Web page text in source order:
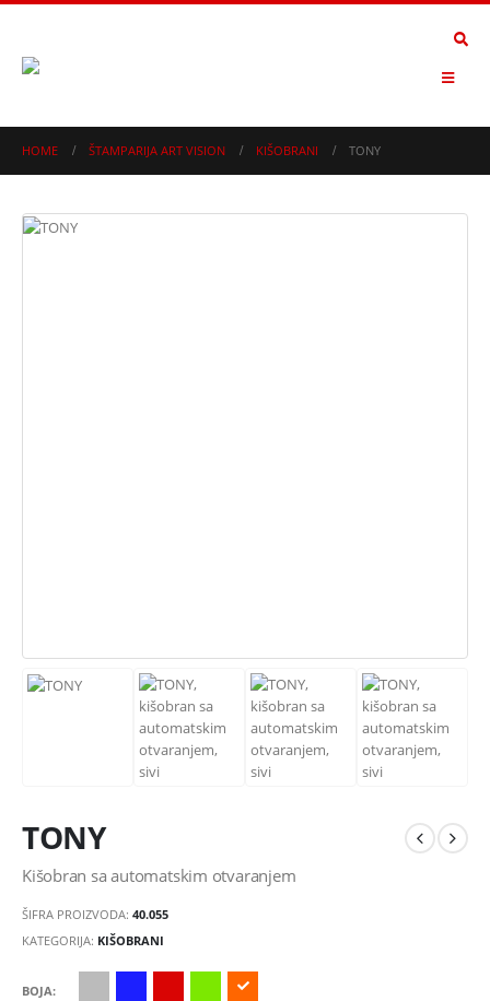
HOME ŠTAMPARIJA ART VISION KIŠOBRANI TONY
TONY
Kišobran sa automatskim otvaranjem
ŠIFRA PROIZVODA: 40.055
KATEGORIJA: KIŠOBRANI
BOJA